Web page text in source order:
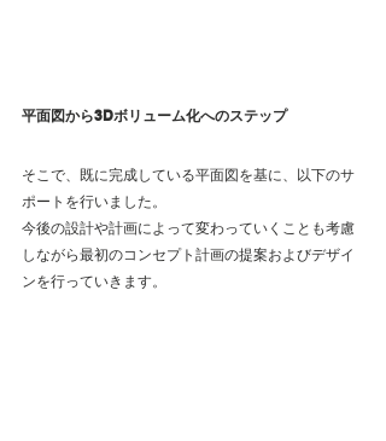
平面図から3Dボリューム化へのステップ
そこで、既に完成している平面図を基に、以下のサ
ポートを行いました。
今後の設計や計画によって変わっていくことも考慮
しながら最初のコンセプト計画の提案およびデザイ
ンを行っていきます。